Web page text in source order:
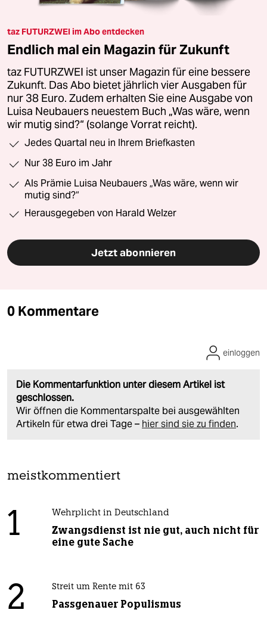
taz FUTURZWEI im Abo entdecken
Endlich mal ein Magazin für Zukunft
taz FUTURZWEI ist unser Magazin für eine bessere
Zukunft. Das Abo bietet jährlich vier Ausgaben für
nur 38 Euro. Zudem erhalten Sie eine Ausgabe von
Luisa Neubauers neuestem Buch „Was wäre, wenn
wir mutig sind?“ (solange Vorrat reicht).
Jedes Quartal neu in Ihrem Briefkasten
Nur 38 Euro im Jahr
Als Prämie Luisa Neubauers „Was wäre, wenn wir
mutig sind?“
Herausgegeben von Harald Welzer
Jetzt abonnieren
0 Kommentare
Die Kommentarfunktion unter diesem Artikel ist
geschlossen.
Wir öffnen die Kommentarspalte bei ausgewählten
Artikeln für etwa drei Tage – hier sind sie zu finden.
einloggen
meistkommentiert
1 Wehrplicht in Deutschland
Zwangsdienst ist nie gut, auch nicht für
eine gute Sache
2 Streit um Rente mit 63
Passgenauer Populismus